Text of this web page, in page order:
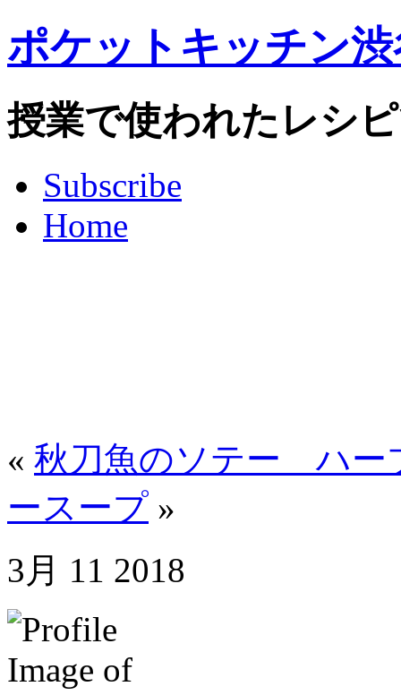
ポケットキッチン
授業で使われたレシ
Subscribe
Home
« 秋刀魚のソテー ハー
ースープ »
3月 11 2018